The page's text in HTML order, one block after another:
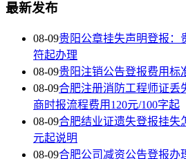
最新发布
08-09贵阳公章挂失声明登报：
符起办理
08-09贵阳注销公告登报费用标
08-09合肥注册消防工程师证丢
商时报流程费用120元/100字起
08-09合肥结业证遗失登报挂失
元起说明
08-09合肥公司减资公告登报办